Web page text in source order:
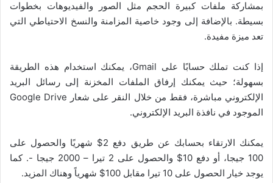
بمشاركة ملفات كبيرة الحجم مثل الصور والفيديوهات بخطوات
بسيطة. بالإضافة إلى وجود خاصية المزامنة والنسخ الاحتياطي التي
تعد ميزة مفيدة.
إذا كنت تملك حسابًا على Gmail، يمكنك استخدام هذه الطريقة
بسهولة؛ حيث يمكنك إرفاق الملفات المخزنة إلى رسائل البريد
الإلكتروني مباشرة، فقط من خلال النقر على شعار Google Drive
الموجود في نافذة البريد الإلكتروني.
يمكنك الارتقاء بحسابك عن طريق دفع 2$ شهريًا والحصول على
100 جيجا، أو دفع 10$ والحصول على 2 تيرا – 2000 جيجا -. كما
يوجد خيار الحصول على 10 تيرا مقابل 100$ شهرياً وهناك المزيد.